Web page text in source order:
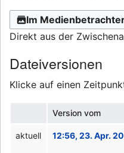
Im
Direkt aus der
Dateiversionen
Klicke auf einen
Version vom
aktuell 12:56, 23. Apr.